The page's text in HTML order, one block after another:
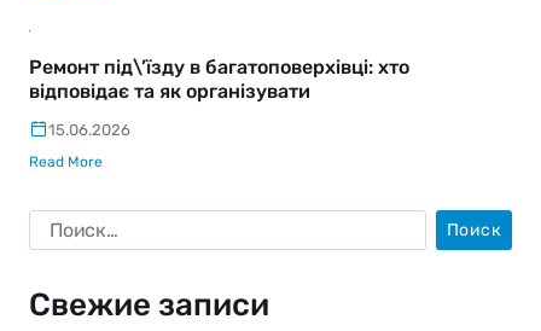
Ремонт під\’їзду в багатоповерхівці: хто
відповідає та як організувати
15.06.2026
Read More
Свежие записи